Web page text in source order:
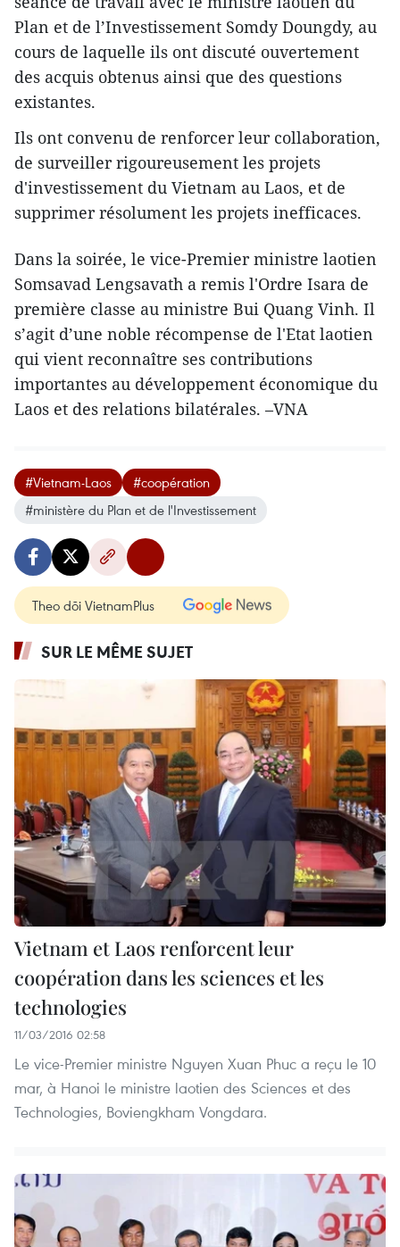
Plan et de l’Investissement Somdy Doungdy, au
cours de laquelle ils ont discuté ouvertement
des acquis obtenus ainsi que des questions
existantes.
Ils ont convenu de renforcer leur collaboration,
de surveiller rigoureusement les projets
d'investissement du Vietnam au Laos, et de
supprimer résolument les projets inefficaces.
Dans la soirée, le vice-Premier ministre laotien
Somsavad Lengsavath a ​remis l'Ordre Isara de
première classe au ministre Bui Quang Vinh. Il
s’agit d’une noble récompense de l'Etat laotien ​
qui vient reconnaître ses contributions
importantes ​au développement économique du
Laos et des relations bilatérales. –VNA
#Vietnam-Laos
#coopération
#ministère du Plan et de l'Investissement
Theo dõi VietnamPlus
SUR LE MÊME SUJET
Vietnam et Laos renforcent leur
coopération dans les sciences et les
technologies
11/03/2016 02:58
Le vice-Premier ministre Nguyen Xuan Phuc a reçu le 10
mar, à Hanoi le ministre laotien des Sciences et des
Technologies, Boviengkham Vongdara.